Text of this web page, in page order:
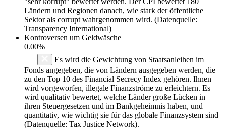
Ländern und Regionen danach, wie stark der öffentliche
Sektor als corrupt wahrgenommen wird. (Datenquelle:
Transparency International)
Kontroversen um Geldwäsche
0.00%
Es wird die Gewichtung von Staatsanleihen im
Fonds angegeben, die von Ländern ausgegeben werden, die
zu den Top 10 des Financial Secrecy Index gehören. Ihnen
wird vorgeworfen, illegale Finanzströme zu erleichtern. Es
wird qualitativ bewertet, welche Länder große Lücken in
ihren Steuergesetzen und im Bankgeheimnis haben, und
quantitativ, wie wichtig sie für das globale Finanzsystem sind
(Datenquelle: Tax Justice Network).